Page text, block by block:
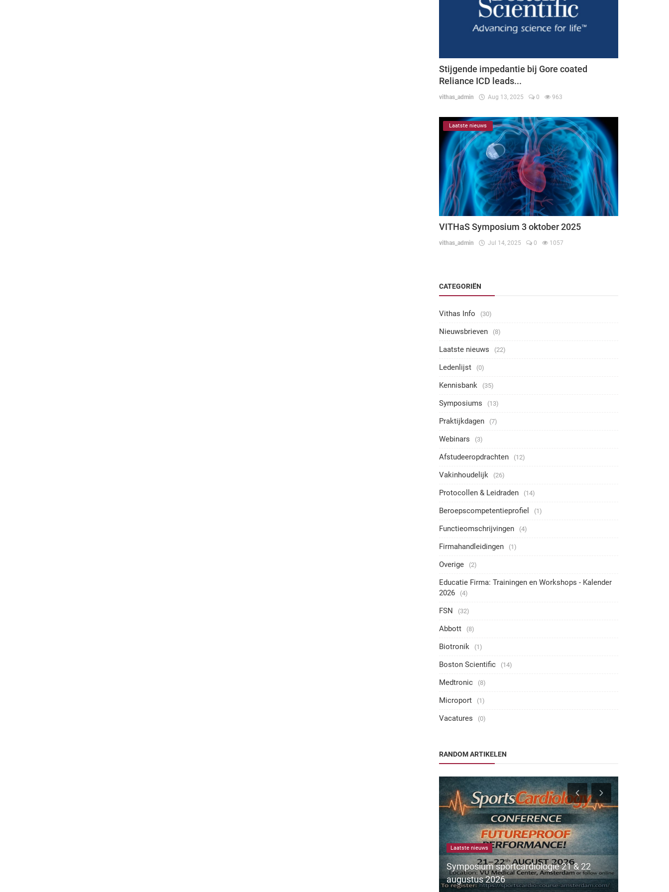
Stijgende impedantie bij Gore coated
Reliance ICD leads...
vithas_admin Aug 13, 2025 0 963
Laatste nieuws
VITHaS Symposium 3 oktober 2025
vithas_admin Jul 14, 2025 0 1057
CATEGORIËN
Vithas Info (30)
Nieuwsbrieven (8)
Laatste nieuws (22)
Ledenlijst (0)
Kennisbank (35)
Symposiums (13)
Praktijkdagen (7)
Webinars (3)
Afstudeeropdrachten (12)
Vakinhoudelijk (26)
Protocollen & Leidraden (14)
Beroepscompetentieprofiel (1)
Functieomschrijvingen (4)
Firmahandleidingen (1)
Overige (2)
Educatie Firma: Trainingen en Workshops - Kalender
2026
(4)
FSN (32)
Abbott (8)
Biotronik (1)
Boston Scientific (14)
Medtronic (8)
Microport (1)
Vacatures (0)
RANDOM ARTIKELEN
Laatste nieuws
Symposium sportcardiologie 21 & 22
augustus 2026